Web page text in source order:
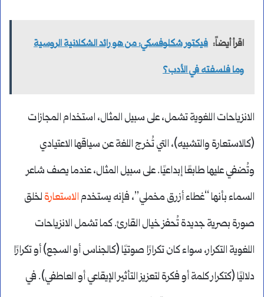
اقرأ أيضاً: فيكتور شكلوفسكي: من هو رائد الشكلانية الروسية
وما فلسفته في الأدب؟
الانزياحات اللغوية تشمل، على سبيل المثال، استخدام المجازات
(كالاستعارة والتشبيه)، التي تُخرج اللغة عن سياقها الاعتيادي
وتُضفي عليها طابعًا إبداعيًا. على سبيل المثال، عندما يصف شاعر
السماء بأنها “غطاء أزرق مخملي”، فإنه يستخدمالاستعارة لخلق
صورة بصرية جديدة تُحفز خيال القارئ. كما تشمل الانزياحات
اللغوية التكرار، سواء كان تكرارًا صوتيًا (كالجناس أو السجع) أو تكرارًا
دلاليًا (كتكرار كلمة أو فكرة لتعزيز التأثير الإيقاعي أو العاطفي). في